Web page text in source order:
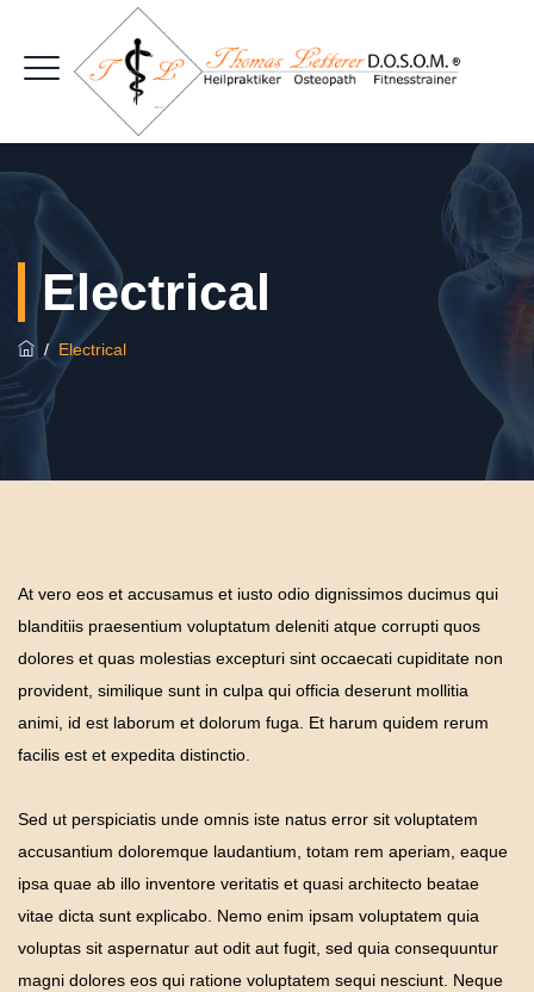
Electrical
/ Electrical
At vero eos et accusamus et iusto odio dignissimos ducimus qui
blanditiis praesentium voluptatum deleniti atque corrupti quos
dolores et quas molestias excepturi sint occaecati cupiditate non
provident, similique sunt in culpa qui officia deserunt mollitia
animi, id est laborum et dolorum fuga. Et harum quidem rerum
facilis est et expedita distinctio.
Sed ut perspiciatis unde omnis iste natus error sit voluptatem
accusantium doloremque laudantium, totam rem aperiam, eaque
ipsa quae ab illo inventore veritatis et quasi architecto beatae
vitae dicta sunt explicabo. Nemo enim ipsam voluptatem quia
voluptas sit aspernatur aut odit aut fugit, sed quia consequuntur
magni dolores eos qui ratione voluptatem sequi nesciunt. Neque